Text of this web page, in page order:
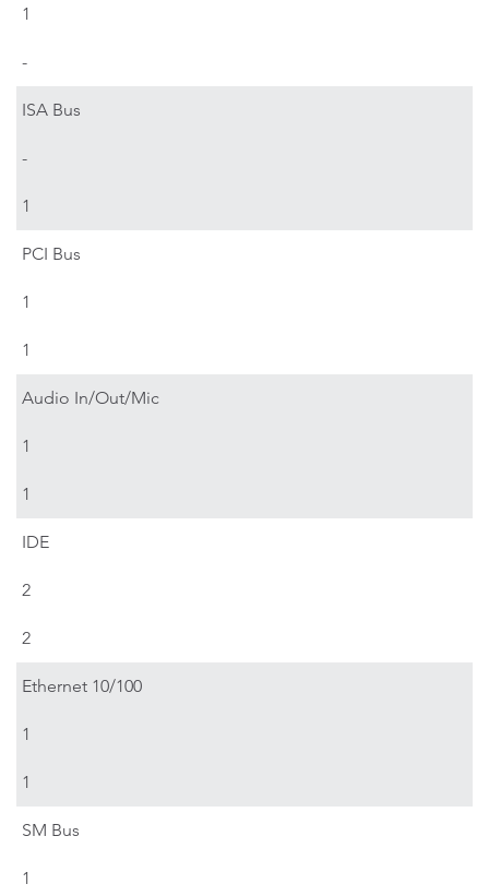
1
-
ISA Bus
-
1
PCI Bus
1
1
Audio In/Out/Mic
1
1
IDE
2
2
Ethernet 10/100
1
1
SM Bus
1